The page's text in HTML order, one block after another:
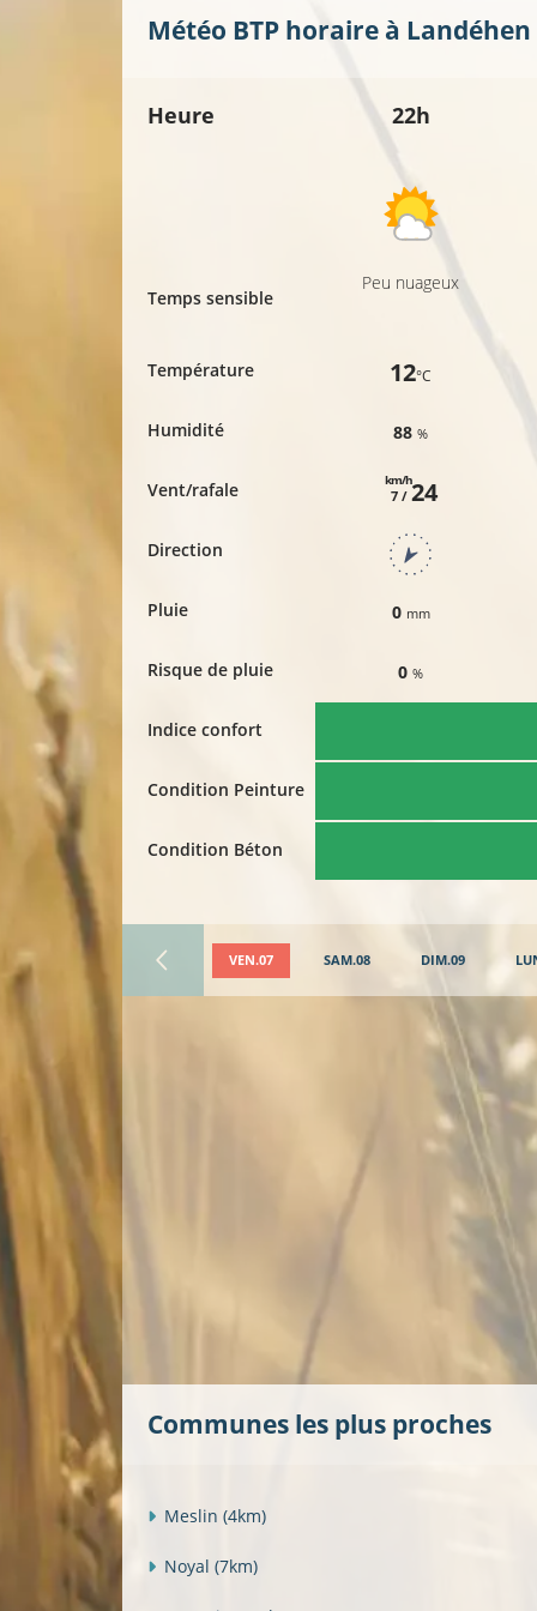
Météo BTP horaire à Landéhen
Heure
Temps sensible
Température
Humidité
Vent/rafale
Direction
Pluie
Risque de pluie
Indice confort
Condition Peinture
Condition Béton
22h
Peu nuageux
12°C
88%
7 /
km/h24
0 mm
0%
VEN.07 SAM.08 DIM.09
Communes les plus proches
Meslin (4km)
Noyal (7km)